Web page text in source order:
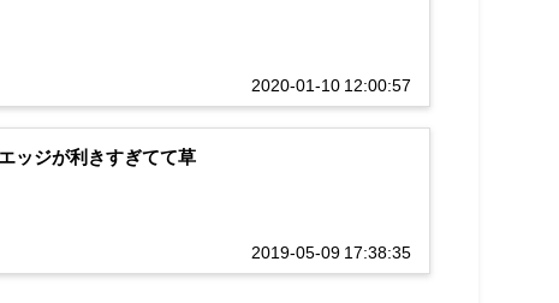
2020-01-10 12:00:57
ッジが利きすぎてて草
2019-05-09 17:38:35